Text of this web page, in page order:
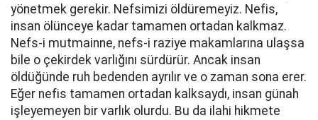
yönetmek gerekir. Nefsimizi öldüremeyiz. Nefis,
insan ölünceye kadar tamamen ortadan kalkmaz.
Nefs-i mutmainne, nefs-i raziye makamlarına ulaşsa
bile o çekirdek varlığını sürdürür. Ancak insan
öldüğünde ruh bedenden ayrılır ve o zaman sona erer.
Eğer nefis tamamen ortadan kalksaydı, insan günah
işleyemeyen bir varlık olurdu. Bu da ilahi hikmete